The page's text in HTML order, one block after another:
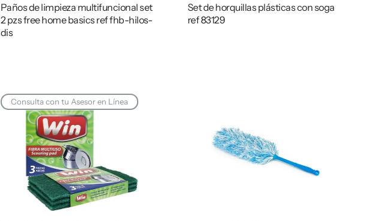
Paños de limpieza multifuncional set
2 pzs free home basics ref fhb-hilos-
dis
Set de horquillas plásticas con soga
ref 83129
Consulta con tu Asesor en Línea